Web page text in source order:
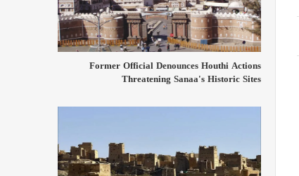
Former Official Denounces Houthi Actions
Threatening Sanaa's Historic Sites